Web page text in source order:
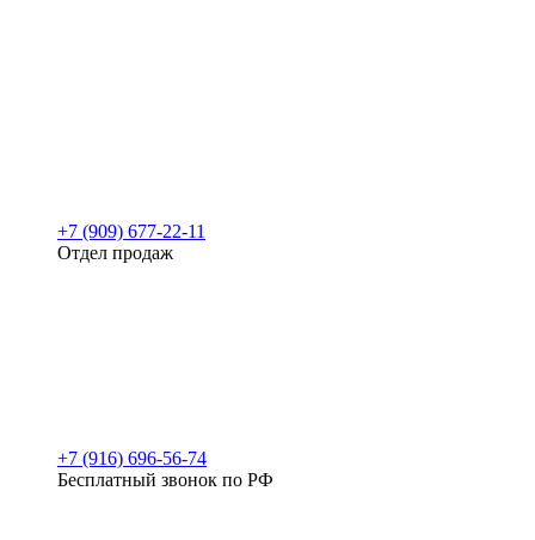
+7 (909) 677-22-11
Отдел продаж
+7 (916) 696-56-74
Бесплатный звонок по РФ